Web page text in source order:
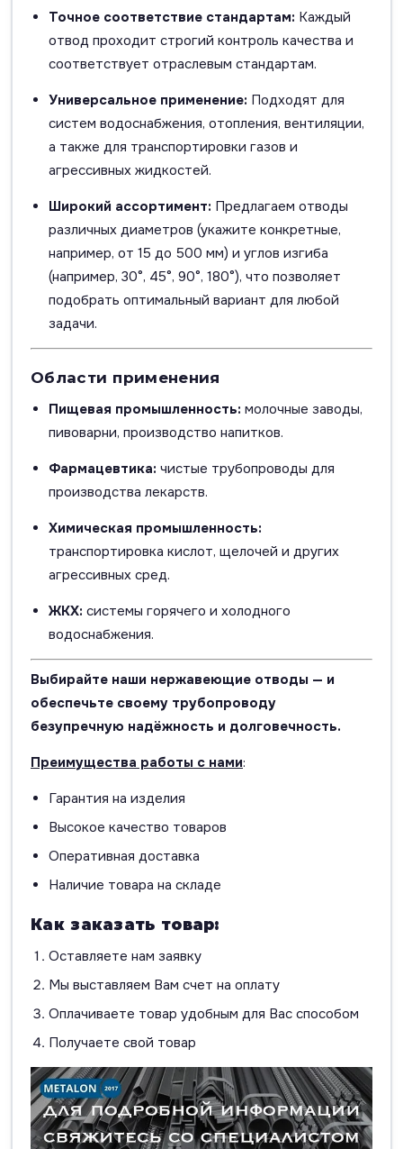
Точное соответствие стандартам: Каждый
отвод проходит строгий контроль качества и
соответствует отраслевым стандартам.
Универсальное применение: Подходят для
систем водоснабжения, отопления, вентиляции,
а также для транспортировки газов и
агрессивных жидкостей.
Широкий ассортимент: Предлагаем отводы
различных диаметров (укажите конкретные,
например, от 15 до 500 мм) и углов изгиба
(например, 30°, 45°, 90°, 180°), что позволяет
подобрать оптимальный вариант для любой
задачи.
Области применения
Пищевая промышленность: молочные заводы,
пивоварни, производство напитков.
Фармацевтика: чистые трубопроводы для
производства лекарств.
Химическая промышленность:
транспортировка кислот, щелочей и других
агрессивных сред.
ЖКХ: системы горячего и холодного
водоснабжения.
Выбирайте наши нержавеющие отводы — и
обеспечьте своему трубопроводу
безупречную надёжность и долговечность.
Преимущества работы с нами:
Гарантия на изделия
Высокое качество товаров
Оперативная доставка
Наличие товара на складе
Как заказать товар:
Оставляете нам заявку
Мы выставляем Вам счет на оплату
Оплачиваете товар удобным для Вас способом
Получаете свой товар